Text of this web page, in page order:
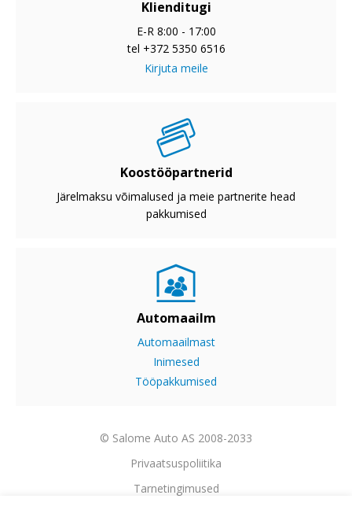
Klienditugi
E-R 8:00 - 17:00
tel +372 5350 6516
Kirjuta meile
Koostööpartnerid
Järelmaksu võimalused ja meie partnerite head
pakkumised
Automaailm
Automaailmast
Inimesed
Tööpakkumised
© Salome Auto AS 2008-2033
Privaatsuspoliitika
Tarnetingimused